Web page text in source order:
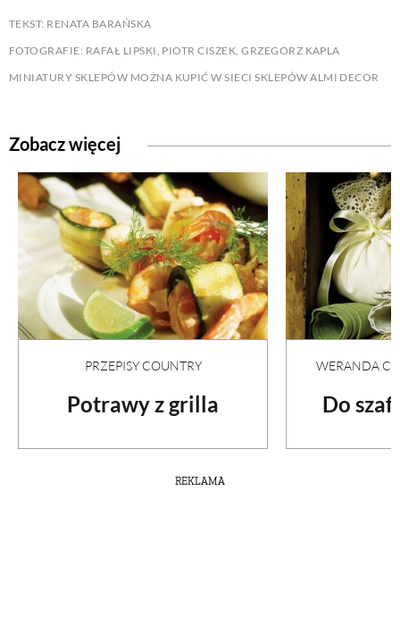
TEKST: RENATA BARAŃSKA
FOTOGRAFIE: RAFAŁ LIPSKI, PIOTR CISZEK, GRZEGORZ KAPLA
MINIATURY SKLEPÓW MOŻNA KUPIĆ W SIECI SKLEPÓW ALMI DECOR
Zobacz więcej
PRZEPISY COUNTRY
Potrawy z grilla
WERANDA
Do
REKLAMA